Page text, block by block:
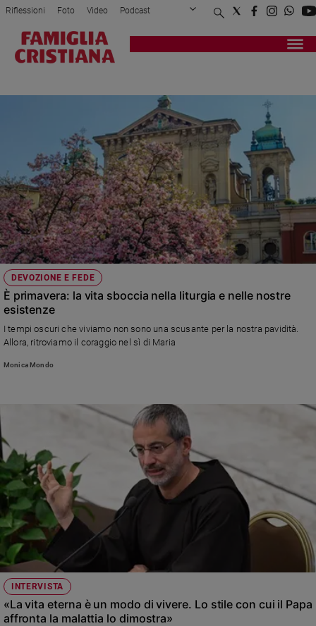
Attualità
Legalità
e
giustizia
Sport
Interviste
Papa
Papa
Chiesa
Chiesa
Fede
e
fede
Parola
del
giorno
Santo
del
giorno
Società
e
valori
Riflessioni Foto Video Podcast
Privacy Policy Chi siamo
Registrati Redazione
DEVOZIONE E FEDE
È primavera: la vita sboccia nella liturgia e nelle nostre
esistenze
I tempi oscuri che viviamo non sono una scusante per la nostra pavidità.
Allora, ritroviamo il coraggio nel sì di Maria
Monica Mondo
INTERVISTA
«La vita eterna è un modo di vivere. Lo stile con cui il Papa
affronta la malattia lo dimostra»